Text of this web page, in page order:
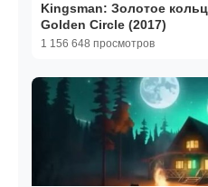
Kingsman: Золотое
Golden Circle (2017)
1 156 648 просмотров